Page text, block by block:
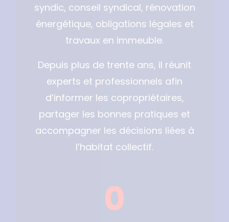
syndic, conseil syndical, rénovation
énergétique, obligations légales et
travaux en immeuble.
Depuis plus de trente ans, il réunit
experts et professionnels afin
d’informer les copropriétaires,
partager les bonnes pratiques et
accompagner les décisions liées à
l’habitat collectif.
0